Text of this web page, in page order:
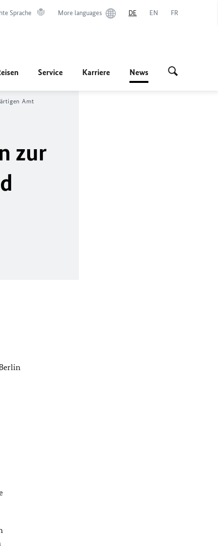
Sprache More languages DE EN FR
Service Karriere News
Amt
zur